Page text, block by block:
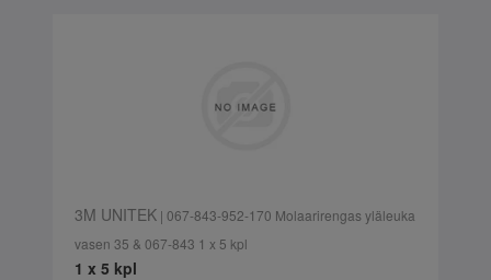
3M UNITEK| 067-843-952-170 Molaarirengas yläleuka
vasen 35 & 067-843 1 x 5 kpl
1 x 5 kpl